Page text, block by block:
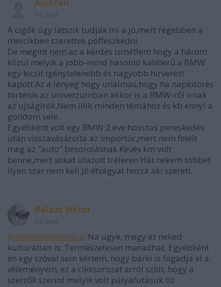
Audifan
A cigók úgy látszik tudják mi a jó,mert régebben a
mercikben szerettek pöffeszkedni.
De megint nem az a kérdés ismétlem hogy a három
közül melyik a jobb-mind hasonló kaliberű a BMW
egy kicsit igénytelenebb és nagyobb hírverést
kapott.Az a lényeg hogy unalmas,hogy ha napkitörés
történik az univerzumban akkor is a BMW-ről irnak
az ujságírók.Nem illik minden témához és kb ennyi a
gondom vele.
Egyébként volt egy BMW 2 éve hosszas pereskedés
után visszavásárolta az importör,mert nem felelt
meg az "auto" besorolásnak.Kevés km volt
benne,mert sokat utazott tréleren.Hát nekem többet
ilyen szar nem kell.Jó étvágyat hozzá aki szereti.
Balázs Viktor
@dennisthemenace: Na ugye, megy ez neked
kultúráltan is. Természetesen maradhat. Egyébként
én egy szóval sem kértem, hogy bárki is fogadja el a
véleményem, ez a cikksorozat arról szólt, hogy a
szerzők szerint melyik volt pályafutásuk tíz